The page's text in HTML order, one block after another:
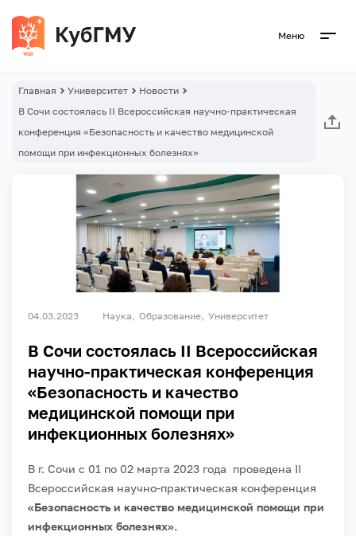
Меню
Главная Университет
Новости
В Сочи состоялась II Всероссийская научно-практическая
конференция «Безопасность и качество медицинской
помощи при инфекционных болезнях»
04.03.2023 Наука Образование Университет
В Сочи состоялась II Всероссийская
научно-практическая конференция
«Безопасность и качество
медицинской помощи при
инфекционных болезнях»
В г. Сочи с 01 по 02 марта 2023 года проведена II
Всероссийская научно-практическая конференция
«Безопасность и качество медицинской помощи при
инфекционных болезнях».